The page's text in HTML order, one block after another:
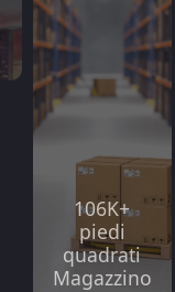
106K+
piedi
quadrati
Magazzino